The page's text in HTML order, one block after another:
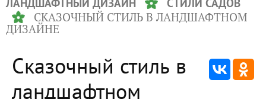
ЛАНДШАФТНЫЙ ДИЗАЙН СТИЛИ САДОВ
СКАЗОЧНЫЙ СТИЛЬ В ЛАНДШАФТНОМ
ДИЗАЙНЕ
Сказочный стиль в
ландшафтном